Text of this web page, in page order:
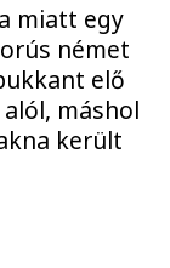
miatt egy
német
elő
máshol
került